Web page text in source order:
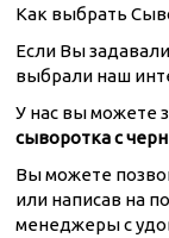
Как выбрать
Если Вы
выбрали наш
У нас вы можете
сыворотка с
Вы можете
или написав на
менеджеры с